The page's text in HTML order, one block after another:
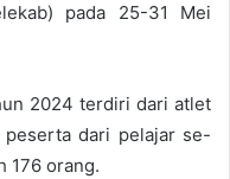
pada 25-31 Mei
2024 terdiri dari atlet
peserta dari pelajar se-
176 orang.